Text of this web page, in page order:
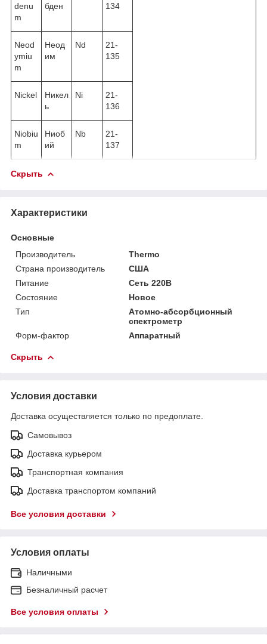
denu
m
бден
134
Neod
ymiu
m
Неод
им
Nd
21-
135
Nickel
Никел
ь
Ni
21-
136
Niobiu
m
Ниоб
ий
Nb
21-
137
Скрыть
Характеристики
Основные
Производитель
Thermo
Страна производитель
США
Питание
Сеть 220В
Состояние
Новое
Тип
Атомно-абсорбционный
спектрометр
Форм-фактор
Аппаратный
Скрыть
Условия доставки
Доставка осуществляется только по предоплате.
Самовывоз
Доставка курьером
Транспортная компания
Доставка транспортом компаний
Все условия доставки
Условия оплаты
Наличными
Безналичный расчет
Все условия оплаты